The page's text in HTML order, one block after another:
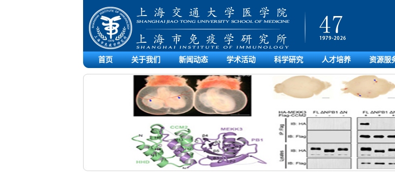
首页 关于我们 新闻动态 学术活动 科学研究 人才培养 资源服